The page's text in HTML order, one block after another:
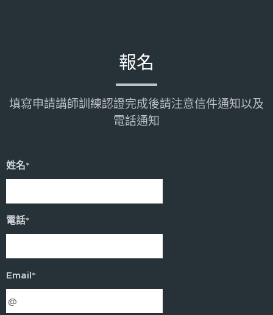
報名
填寫申請講師訓練認證完成後請注意信件通知以及
電話通知
姓名*
電話*
Email*